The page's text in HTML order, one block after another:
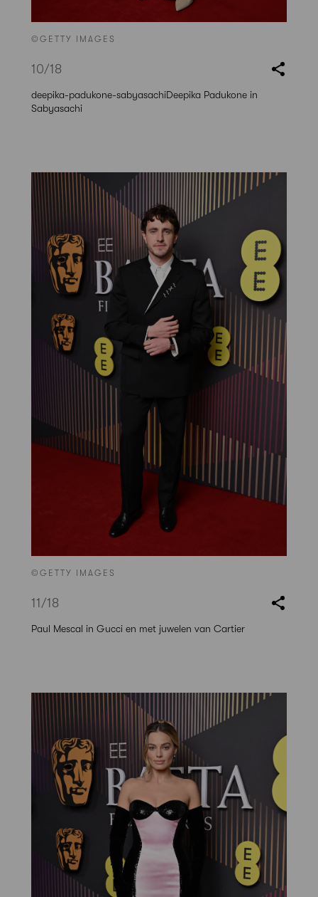
©GETTY IMAGES
10/18
deepika-padukone-sabyasachiDeepika Padukone in
Sabyasachi
©GETTY IMAGES
11 /18
Paul Mescal in Gucci en met juwelen van Cartier